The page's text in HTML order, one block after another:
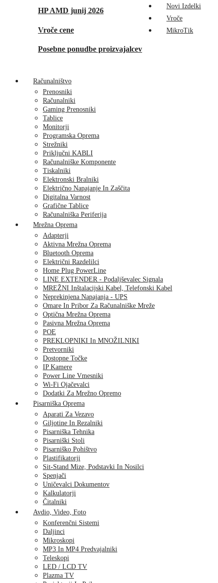
HP AMD junij 2026
Vroče cene
Posebne ponudbe proizvajalcev
Novi Izdelki
Vroče
MikroTik
Računalništvo
Prenosniki
Računalniki
Gaming Prenosniki
Tablice
Monitorji
Programska Oprema
Strežniki
Priključni KABLI
Računalniške Komponente
Tiskalniki
Elektronski Bralniki
Električno Napajanje In Zaščita
Digitalna Varnost
Grafične Tablice
Računalniška Periferija
Mrežna Oprema
Adapterji
Aktivna Mrežna Oprema
Bluetooth Oprema
Električni Razdelilci
Home Plug PowerLine
LINE EXTENDER - Podaljševalec Signala
MREŽNI Inštalacijski Kabel, Telefonski Kabel
Neprekinjena Napajanja - UPS
Omare In Pribor Za Računalniške Mreže
Optična Mrežna Oprema
Pasivna Mrežna Oprema
POE
PREKLOPNIKI In MNOŽILNIKI
Pretvorniki
Dostopne Točke
IP Kamere
Power Line Vmesniki
Wi-Fi Ojačevalci
Dodatki Za Mrežno Opremo
Pisarniška Oprema
Aparati Za Vezavo
Giljotine In Rezalniki
Pisarniška Tehnika
Pisarniški Stoli
Pisarniško Pohištvo
Plastifikatorji
Sit-Stand Mize, Podstavki In Nosilci
Spenjači
Uničevalci Dokumentov
Kalkulatorji
Čitalniki
Avdio, Video, Foto
Konferenčni Sistemi
Daljinci
Mikroskopi
MP3 In MP4 Predvajalniki
Teleskopi
LED / LCD TV
Plazma TV